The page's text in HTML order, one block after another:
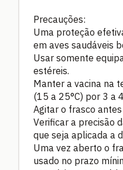
Precauções:
Uma proteção
em aves saudáveis
Usar somente
estéreis.
Manter a vacina na
(15 a 25°C) por 3 a
Agitar o frasco
Verificar a precisão
que seja aplicada a
Uma vez aberto o
usado no prazo